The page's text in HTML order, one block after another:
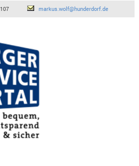
107 markus.wolf@hunderdorf.de